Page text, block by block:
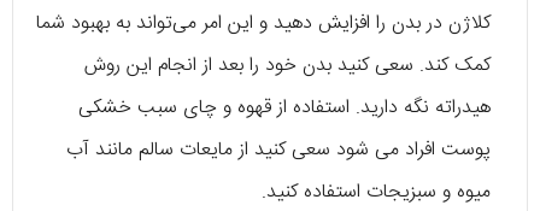
کلاژن در بدن را افزایش دهید و این امر می‌تواند به بهبود شما
کمک کند. سعی کنید بدن خود را بعد از انجام این روش
هیدراته نگه دارید. استفاده از قهوه و چای سبب خشکی
پوست افراد می شود سعی کنید از مایعات سالم مانند آب
میوه و سبزیجات استفاده کنید.